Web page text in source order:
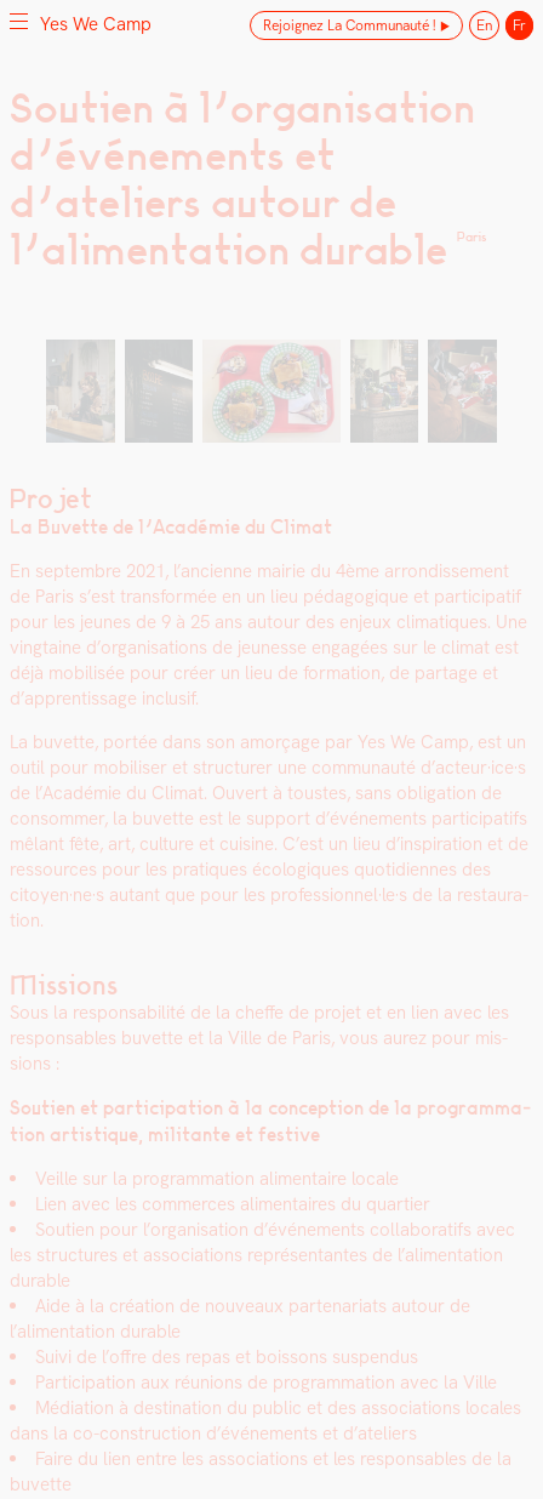
Skip
to
content
Yes We Camp
Utilisation inventive des espaces disponibles
Soutien à l’organisation
d’événements et
d’ateliers autour de
l’alimentation durable
Paris
Projet
La Buvette de l’A­cadémie du Cli­mat
En sep­tem­bre 2021, l’ancienne mairie du 4ème arrondisse­ment
de Paris s’est trans­for­mée en un lieu péd­a­gogique et par­tic­i­patif
pour les jeunes de 9 à 25 ans autour des enjeux cli­ma­tiques. Une
ving­taine d’organisations de jeunesse engagées sur le cli­mat est
déjà mobil­isée pour créer un lieu de for­ma­tion, de partage et
d’apprentissage inclusif.
La buvette, portée dans son amorçage par Yes We Camp, est un
out­il pour mobilis­er et struc­tur­er une com­mu­nauté d’acteur·ice·s
de l’Académie du Cli­mat. Ouvert à tou­stes, sans oblig­a­tion de
con­som­mer, la buvette est le sup­port d’événements par­tic­i­pat­ifs
mêlant fête, art, cul­ture et cui­sine. C’est un lieu d’inspiration et de
ressources pour les pra­tiques écologiques quo­ti­di­ennes des
citoyen·ne·s autant que pour les professionnel·le·s de la restau­ra­
tion.
Missions
Sous la respon­s­abil­ité de la cheffe de pro­jet et en lien avec les
respon­s­ables buvette et la Ville de Paris, vous aurez pour mis­
sions :
Sou­tien et par­tic­i­pa­tion à la con­cep­tion de la pro­gram­ma­
tion artis­tique, mil­i­tante et fes­tive
Veille sur la pro­gram­ma­tion ali­men­taire locale
Lien avec les com­merces ali­men­taires du quarti­er
Sou­tien pour l’organisation d’événements col­lab­o­rat­ifs avec
les struc­tures et asso­ci­a­tions représen­tantes de l’alimentation
durable
Aide à la créa­tion de nou­veaux parte­nar­i­ats autour de
l’alimentation durable
Suivi de l’offre des repas et bois­sons sus­pendus
Par­tic­i­pa­tion aux réu­nions de pro­gram­ma­tion avec la Ville
Médi­a­tion à des­ti­na­tion du pub­lic et des asso­ci­a­tions locales
dans la co-con­struc­tion d’événements et d’ateliers
Faire du lien entre les asso­ci­a­tions et les respon­s­ables de la
buvette
Yes We Camp Rejoignez La Communauté ! En Fr